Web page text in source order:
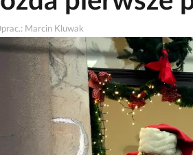
Marcin Kluwak